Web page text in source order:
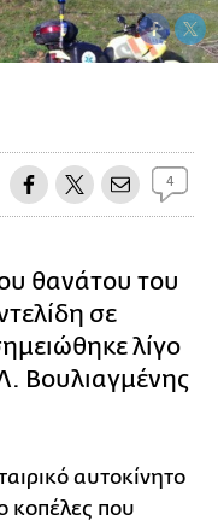
4
θανάτου του
σε
λίγο
Βουλιαγμένης
αυτοκίνητο
κοπέλες που